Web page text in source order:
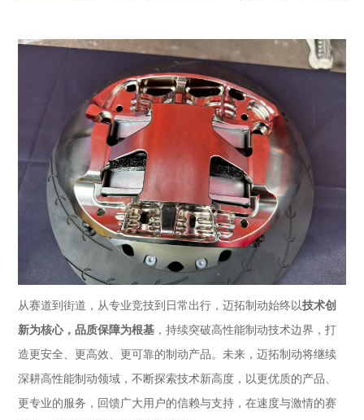
从赛道到街道，从专业竞技到日常出行，迈拓制动始终以技术创
新为核心，品质保障为根基 ，持续突破高性能制动技术边界，打
造更安全、更高效、更可靠的制动产品。未来，迈拓制动将继续
深耕高性能制动领域，不断探索技术新高度，以更优质的产品、
更专业的服务，回馈广大用户的信赖与支持，在速度与激情的赛